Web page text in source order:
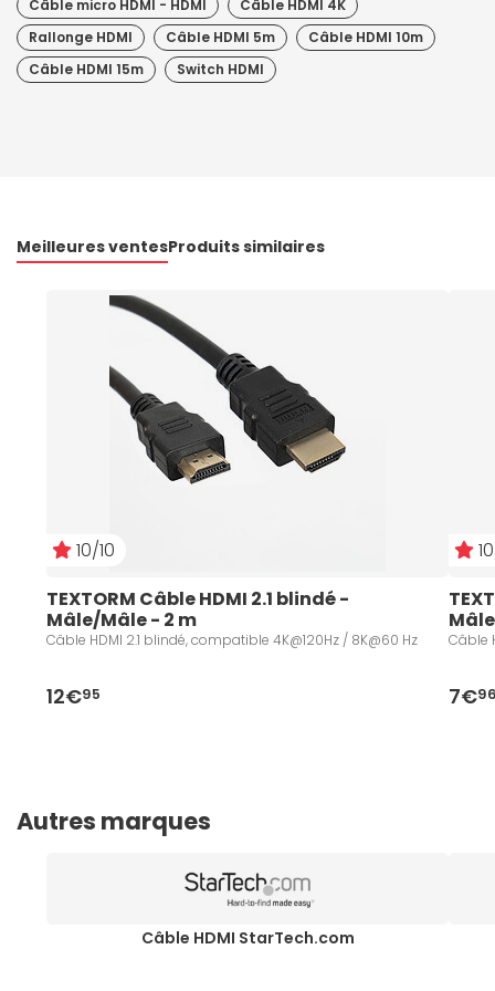
Câble micro HDMI - HDMI
Câble HDMI 4K
Rallonge HDMI
Câble HDMI 5m
Câble HDMI 10m
Câble HDMI 15m
Switch HDMI
Meilleures ventesProduits similaires
10/10
TEXTORM Câble HDMI 2.1 blindé -
Mâle/Mâle - 2 m
Câble HDMI 2.1 blindé, compatible 4K@120Hz / 8K@60 Hz
12€95
Câble
7€
Autres marques
Câble HDMI StarTech.com